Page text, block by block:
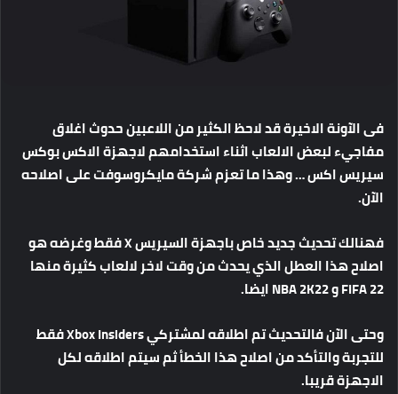
فى الآونة الاخيرة قد لاحظ الكثير من اللاعبين حدوث اغلاق
مفاجيء لبعض الالعاب اثناء استخدامهم لاجهزة الاكس بوكس
سيريس اكس … وهذا ما تعزم شركة مايكروسوفت على اصلاحه
الآن.
فهنالك تحديث جديد خاص باجهزة السيريس X فقط وغرضه هو
اصلاح هذا العطل الذي يحدث من وقت لاخر لالعاب كثيرة منها
FIFA 22 و NBA 2K22 ايضا.
وحتى الآن فالتحديث تم اطلاقه لمشتركي Xbox Insiders فقط
للتجربة والتأكد من اصلاح هذا الخطأ ثم سيتم اطلاقه لكل
الاجهزة قريبا.